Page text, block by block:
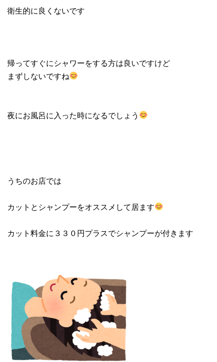
衛生的に良くないです
帰ってすぐにシャワーをする方は良いですけど
まずしないですね
夜にお風呂に入った時になるでしょう
うちのお店では
カットとシャンプーをオススメして居ます
カット料金に３３０円プラスでシャンプーが付きます